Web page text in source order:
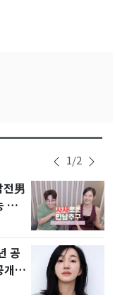
1/2
男
화
공